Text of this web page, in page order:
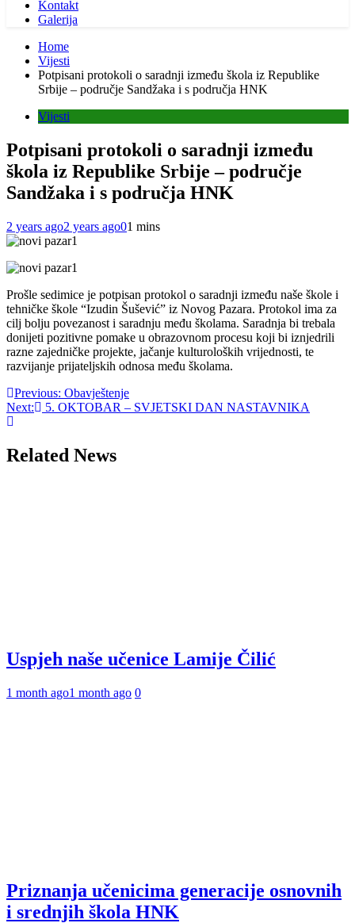
Kontakt
Galerija
Home
Vijesti
Potpisani protokoli o saradnji između škola iz Republike
Srbije – područje Sandžaka i s područja HNK
Vijesti
Potpisani protokoli o saradnji između
škola iz Republike Srbije – područje
Sandžaka i s područja HNK
2 years ago2 years ago01 mins
Prošle sedimice je potpisan protokol o saradnji između naše škole i
tehničke škole “Izudin Šušević” iz Novog Pazara. Protokol ima za
cilj bolju povezanost i saradnju među školama. Saradnja bi trebala
donijeti pozitivne pomake u obrazovnom procesu koji bi iznjedrili
razne zajedničke projekte, jačanje kulturoloških vrijednosti, te
razvijanje prijateljskih odnosa među školama.
Post
navigation
Previous: Obavještenje
Next:
5. OKTOBAR – SVJETSKI DAN NASTAVNIKA
Related News
Uspjeh naše učenice Lamije Čilić
1 month ago1 month ago 0
Priznanja učenicima generacije osnovnih
i srednjih škola HNK